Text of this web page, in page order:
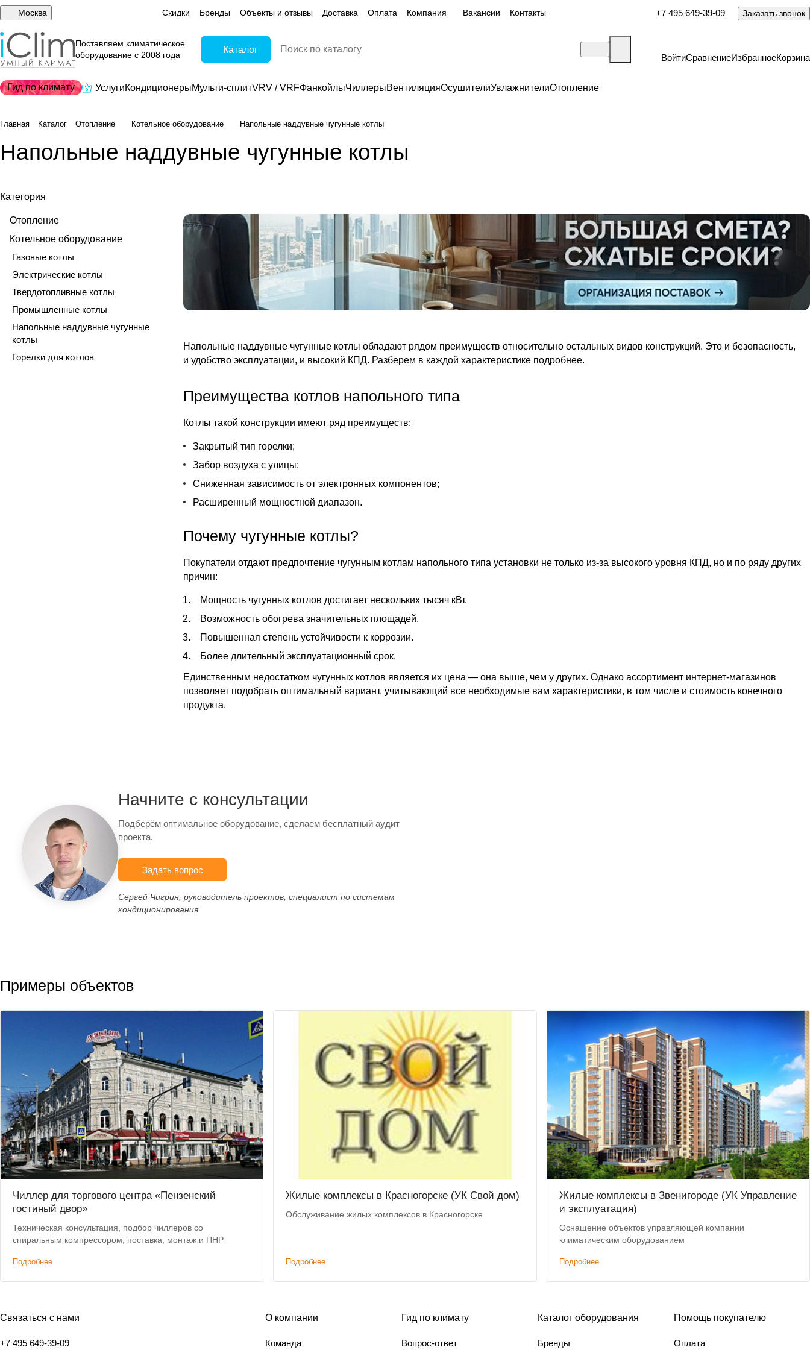
Москва Скидки Бренды Объекты и отзывы Доставка Оплата Компания Вакансии Контакты +7 495 649-39-09 Заказать звонок
Поставляем климатическое
оборудование с 2008 года
Каталог
ВойтиСравнениеИзбранноеКорзина
Гид по климату УслугиКондиционерыМульти-сплитVRV / VRFФанкойлыЧиллерыВентиляцияОсушителиУвлажнителиОтопление
Главная Каталог Отопление Котельное оборудование Напольные наддувные чугунные котлы
Напольные наддувные чугунные котлы
Напольные наддувные чугунные котлы обладают рядом преимуществ относительно остальных видов конструкций. Это и безопасность,
и удобство эксплуатации, и высокий КПД. Разберем в каждой характеристике подробнее.
Преимущества котлов напольного типа
Котлы такой конструкции имеют ряд преимуществ:
Закрытый тип горелки;
Забор воздуха с улицы;
Сниженная зависимость от электронных компонентов;
Расширенный мощностной диапазон.
Почему чугунные котлы?
Покупатели отдают предпочтение чугунным котлам напольного типа установки не только из-за высокого уровня КПД, но и по ряду других
причин:
Мощность чугунных котлов достигает нескольких тысяч кВт.
Возможность обогрева значительных площадей.
Повышенная степень устойчивости к коррозии.
Более длительный эксплуатационный срок.
Единственным недостатком чугунных котлов является их цена — она выше, чем у других. Однако ассортимент интернет-магазинов
позволяет подобрать оптимальный вариант, учитывающий все необходимые вам характеристики, в том числе и стоимость конечного
продукта.
Категория
Отопление
Котельное оборудование
Газовые котлы
Электрические котлы
Твердотопливные котлы
Промышленные котлы
Напольные наддувные чугунные
котлы
Горелки для котлов
Начните с консультации
Подберём оптимальное оборудование, сделаем бесплатный аудит
проекта.
Задать вопрос
Сергей Чигрин, руководитель проектов, специалист по системам
кондиционирования
Примеры объектов
Чиллер для торгового центра «Пензенский
гостиный двор»
Техническая консультация, подбор чиллеров со
спиральным компрессором, поставка, монтаж и ПНР
Подробнее
Жилые комплексы в Красногорске (УК Свой дом)
Обслуживание жилых комплексов в Красногорске
Подробнее
Жилые комплексы в Звенигороде (УК Управление
и эксплуатация)
Оснащение объектов управляющей компании
климатическим оборудованием
Подробнее
Связаться с нами
+7 495 649-39-09
О компании
Команда
Гид по климату
Вопрос-ответ
Каталог оборудования
Бренды
Помощь покупателю
Оплата